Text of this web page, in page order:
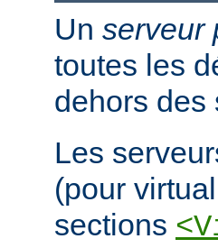
Un serveur
toutes les
dehors des
Les
(pour
sections